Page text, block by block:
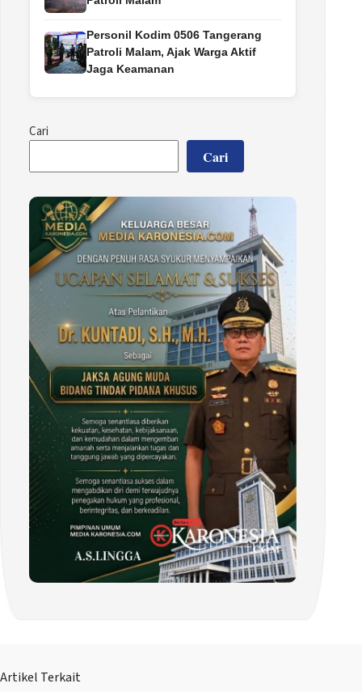
Personil Kodim 0506 Tangerang
Patroli Malam, Ajak Warga Aktif
Jaga Keamanan
Cari
Cari
Artikel Terkait